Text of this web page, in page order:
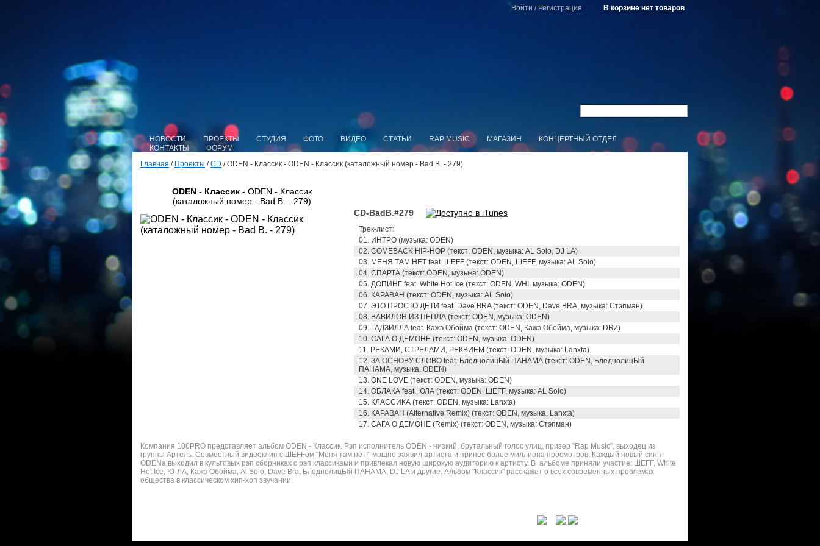
Войти / Регистрация В корзине нет товаров
НОВОСТИ ПРОЕКТЫ СТУДИЯ ФОТО ВИДЕО СТАТЬИ RAP MUSIC МАГАЗИН
КОНЦЕРТНЫЙ ОТДЕЛ
КОНТАКТЫ
ФОРУМ
Главная / Проекты /CD / ODEN - Классик - ODEN - Классик (каталожный номер - Bad B. - 279)
ODEN - Классик- ODEN - Классик
(каталожный номер - Bad B. - 279)
CD-BadB.#279
Трек-лист:
01. ИНТРО (музыка: ODEN)
02. COMEBACK HIP-HOP (текст: ODEN, музыка: AL Solo, DJ LA)
03. МЕНЯ ТАМ НЕТ feat. ШЕFF (текст: ODEN, ШЕFF, музыка: AL Solo)
04. СПАРТА (текст: ODEN, музыка: ODEN)
05. ДОПИНГ feat. White Hot Ice (текст: ODEN, WHI, музыка: ODEN)
06. КАРАВАН (текст: ODEN, музыка: AL Solo)
07. ЭТО ПРОСТО ДЕТИ feat. Dave BRA (текст: ODEN, Dave BRA, музыка: Стэпман)
08. ВАВИЛОН ИЗ ПЕПЛА (текст: ODEN, музыка: ODEN)
09. ГАДЗИЛЛА feat. Кажэ Обойма (текст: ODEN, Кажэ Обойма, музыка: DRZ)
10. САГА О ДЕМОНЕ (текст: ODEN, музыка: ODEN)
11. РЕКАМИ, СТРЕЛАМИ, РЕКВИЕМ (текст: ODEN, музыка: Lanxta)
12. ЗА ОСНОВУ СЛОВО feat. БледнолицЫй ПАНАМА (текст: ODEN, БледнолицЫй
ПАНАМА, музыка: ODEN)
13. ONE LOVE (текст: ODEN, музыка: ODEN)
14. ОБЛАКА feat. ЮЛА (текст: ODEN, ШЕFF, музыка: AL Solo)
15. КЛАССИКА (текст: ODEN, музыка: Lanxta)
16. КАРАВАН (Alternative Remix) (текст: ODEN, музыка: Lanxta)
17. САГА О ДЕМОНЕ (Remix) (текст: ODEN, музыка: Стэпман)
Компания 100PRO представляет альбом ODEN - Классик. Рэп исполнитель ODEN - низкий, брутальный голос улиц, призер "Rap Music", выходец из
группы Артель. Совместный видеоклип с ШЕFFом "Меня там нет!" мощно заявил артиста и принес более миллиона просмотров. Каждый новый сингл
ODENа выходил в культовых рэп сборниках с рэп классиками и привлекал новую широкую аудиторию к артисту. В альбоме приняли участие: ШЕFF, White
Hot Ice, Ю-ЛА, Кажэ Обойма, Al Solo, Dave Bra, БледнолицЫй ПАНАМА, DJ LA и другие. Альбом "Классик" расскажет о всех современных проблемах
общества в классическом хип-хоп звучании.